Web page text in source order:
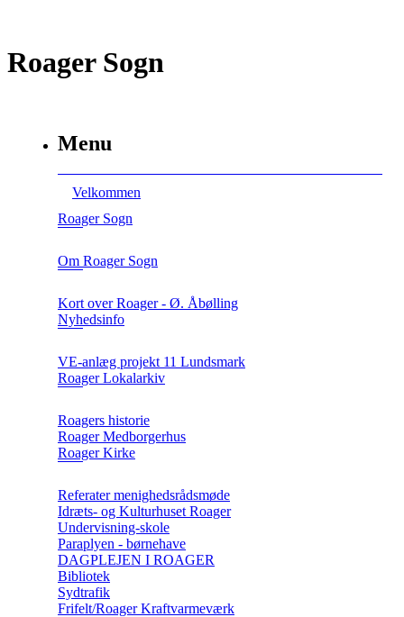
Roager Sogn
Menu
Velkommen
Roager Sogn
Om Roager Sogn
Kort over Roager - Ø. Åbølling
Nyhedsinfo
VE-anlæg projekt 11 Lundsmark
Roager Lokalarkiv
Roagers historie
Roager Medborgerhus
Roager Kirke
Referater menighedsrådsmøde
Idræts- og Kulturhuset Roager
Undervisning-skole
Paraplyen - børnehave
DAGPLEJEN I ROAGER
Bibliotek
Sydtrafik
Frifelt/Roager Kraftvarmeværk